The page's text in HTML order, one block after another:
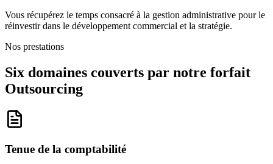
Vous récupérez le temps consacré à la gestion administrative pour le
réinvestir dans le développement commercial et la stratégie.
Nos prestations
Six domaines couverts par notre forfait
Outsourcing
Tenue de la comptabilité